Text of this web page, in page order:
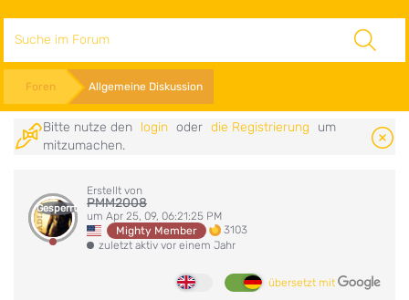
Foren Allgemeine Diskussion
Bitte nutze den login oder die Registrierung
um
mitzumachen.
Gesperrt
Erstellt von
PMM2008
um Apr 25, 09, 06:21:25 PM
Mighty Member
3103
zuletzt aktiv vor einem Jahr
übersetzt mit